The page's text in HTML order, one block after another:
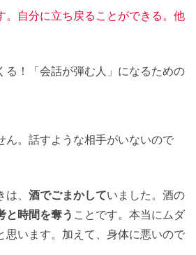
自分に立ち戻ることができる。他
。話すような相手がいないので
、 酒でごまかしていました。酒の
と時間を奪う ことです。本当にムダ
思います。加えて、身体に悪いので